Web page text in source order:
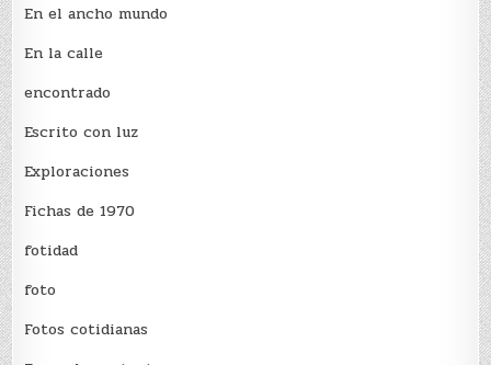
En el ancho mundo
En la calle
encontrado
Escrito con luz
Exploraciones
Fichas de 1970
fotidad
foto
Fotos cotidianas